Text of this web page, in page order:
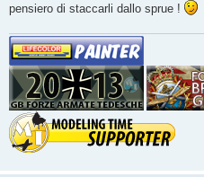
pensiero di staccarli dallo sprue !